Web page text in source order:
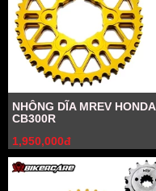
NHÔNG DĨA MREV HONDA
CB300R
1,950,000đ